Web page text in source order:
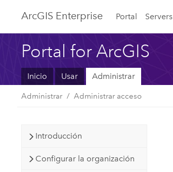
ArcGIS Enterprise Portal Servers
Portal for ArcGIS
Inicio Usar Administrar
Administrar Administrar acceso
Introducción
Configurar la organización